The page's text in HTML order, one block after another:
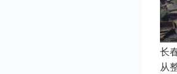
长
从